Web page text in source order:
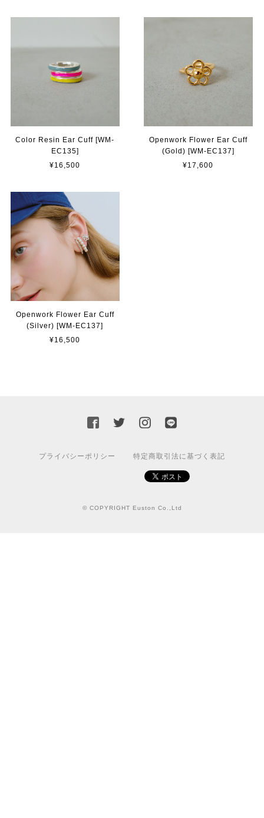
Color Resin Ear Cuff [WM-
EC135]
¥16,500
Openwork Flower Ear Cuff
(Gold) [WM-EC137]
¥17,600
Openwork Flower Ear Cuff
(Silver) [WM-EC137]
¥16,500
プライバシーポリシー 特定商取引法に基づく表記
© COPYRIGHT Euston Co.,Ltd